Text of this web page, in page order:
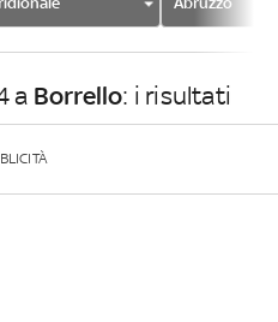
a Borrello: i risultati